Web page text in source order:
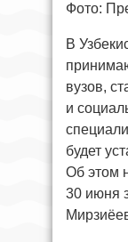
Фото:
В
вузов,
и
будет
Об этом
30 июня